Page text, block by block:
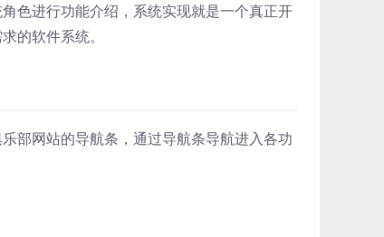
色进行功能介绍，系统实现就是一个真正开
的软件系统。
部网站的导航条，通过导航条导航进入各功